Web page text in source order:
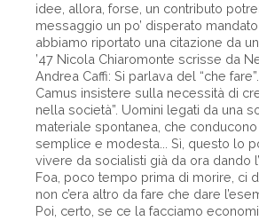
idee, allora, forse, un contributo
messaggio un po’ disperato
abbiamo riportato una citazione da
’47 Nicola Chiaromonte scrisse da
Andrea Caffi: Si parlava del “che
Camus insistere sulla necessità di
nella società”. Uomini legati da una
materiale spontanea, che conducono
semplice e modesta... Sì, questo lo
vivere da socialisti già da ora dando
Foa, poco tempo prima di morire, ci
non c’era altro da fare che dare
Poi, certo, se ce la facciamo